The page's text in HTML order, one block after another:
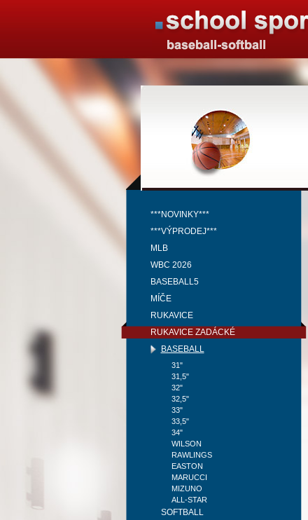
***NOVINKY***
***VÝPRODEJ***
MLB
WBC 2026
BASEBALL5
MÍČE
RUKAVICE
RUKAVICE ZADÁCKÉ
BASEBALL
31"
31,5"
32"
32,5"
33"
33,5"
34"
WILSON
RAWLINGS
EASTON
MARUCCI
MIZUNO
ALL-STAR
SOFTBALL